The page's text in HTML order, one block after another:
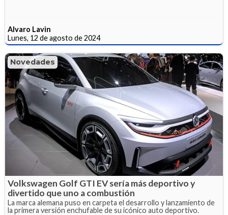
Alvaro Lavin
Lunes, 12 de agosto de 2024
Novedades
Volkswagen Golf GTI EV sería más deportivo y
divertido que uno a combustión
La marca alemana puso en carpeta el desarrollo y lanzamiento de
la primera versión enchufable de su icónico auto deportivo.